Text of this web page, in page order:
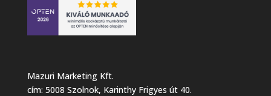
Mazuri Marketing Kft.
cím: 5008 Szolnok, Karinthy Frigyes út 40.